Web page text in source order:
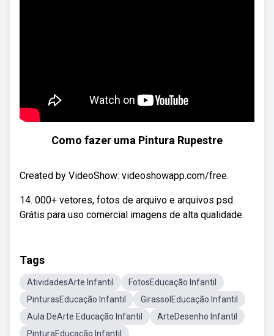
Como fazer uma Pintura Rupestre
Created by VideoShow: videoshowapp.com/free.
14. 000+ vetores, fotos de arquivo e arquivos psd.
Grátis para uso comercial imagens de alta qualidade.
Tags
AtividadesArte Infantil
FotosEducação Infantil
PinturasEducação Infantil
GirassolEducação Infantil
Aula DeArte Educação Infantil
ArteDesenho Infantil
PinturaEducação Infantil